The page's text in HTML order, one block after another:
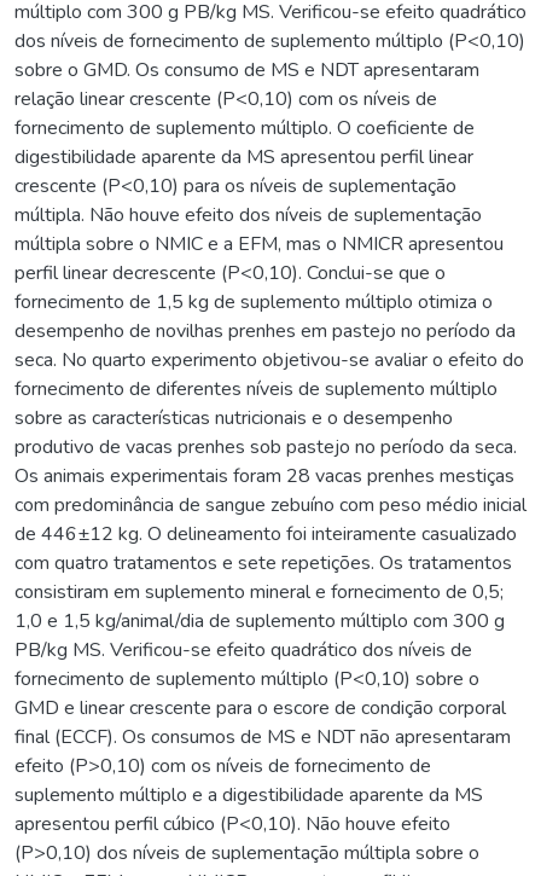
múltiplo com 300 g PB/kg MS. Verificou-se efeito quadrático
dos níveis de fornecimento de suplemento múltiplo (P<0,10)
sobre o GMD. Os consumo de MS e NDT apresentaram
relação linear crescente (P<0,10) com os níveis de
fornecimento de suplemento múltiplo. O coeficiente de
digestibilidade aparente da MS apresentou perfil linear
crescente (P<0,10) para os níveis de suplementação
múltipla. Não houve efeito dos níveis de suplementação
múltipla sobre o NMIC e a EFM, mas o NMICR apresentou
perfil linear decrescente (P<0,10). Conclui-se que o
fornecimento de 1,5 kg de suplemento múltiplo otimiza o
desempenho de novilhas prenhes em pastejo no período da
seca. No quarto experimento objetivou-se avaliar o efeito do
fornecimento de diferentes níveis de suplemento múltiplo
sobre as características nutricionais e o desempenho
produtivo de vacas prenhes sob pastejo no período da seca.
Os animais experimentais foram 28 vacas prenhes mestiças
com predominância de sangue zebuíno com peso médio inicial
de 446±12 kg. O delineamento foi inteiramente casualizado
com quatro tratamentos e sete repetições. Os tratamentos
consistiram em suplemento mineral e fornecimento de 0,5;
1,0 e 1,5 kg/animal/dia de suplemento múltiplo com 300 g
PB/kg MS. Verificou-se efeito quadrático dos níveis de
fornecimento de suplemento múltiplo (P<0,10) sobre o
GMD e linear crescente para o escore de condição corporal
final (ECCF). Os consumos de MS e NDT não apresentaram
efeito (P>0,10) com os níveis de fornecimento de
suplemento múltiplo e a digestibilidade aparente da MS
apresentou perfil cúbico (P<0,10). Não houve efeito
(P>0,10) dos níveis de suplementação múltipla sobre o